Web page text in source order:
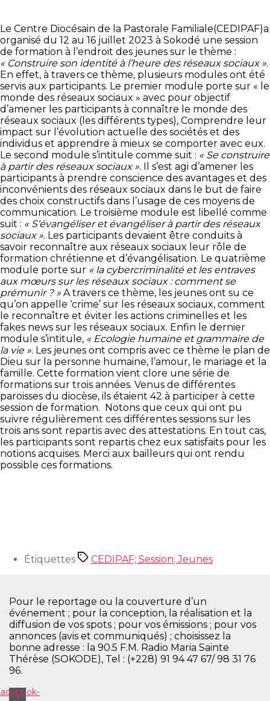
Le Centre Diocésain de la Pastorale Familiale(CEDIPAF)a
organisé du 12 au 16 juillet 2023 à Sokodé une session
de formation à l’endroit des jeunes sur le thème :
« Construire son identité à l’heure des réseaux sociaux ».
En effet, à travers ce thème, plusieurs modules ont été
servis aux participants. Le premier module porte sur « le
monde des réseaux sociaux » avec pour objectif
d’amener les participants à connaître le monde des
réseaux sociaux (les différents types), Comprendre leur
impact sur l’évolution actuelle des sociétés et des
individus et apprendre à mieux se comporter avec eux.
Le second module s’intitule comme suit : « Se construire
à partir des réseaux sociaux ». Il s’est agi d’amener les
participants à prendre conscience des avantages et des
inconvénients des réseaux sociaux dans le but de faire
des choix constructifs dans l’usage de ces moyens de
communication. Le troisième module est libellé comme
suit : « S’évangéliser et évangéliser à partir des réseaux
sociaux ». Les participants devaient être conduits à
savoir reconnaître aux réseaux sociaux leur rôle de
formation chrétienne et d’évangélisation. Le quatrième
module porte sur « la cybercriminalité et les entraves
aux mœurs sur les réseaux sociaux : comment se
prémunir ? » A travers ce thème, les jeunes ont su ce
qu’on appelle ‘crime’ sur les réseaux sociaux, comment
le reconnaître et éviter les actions criminelles et les
fakes news sur les réseaux sociaux. Enfin le dernier
module s’intitule, « Ecologie humaine et grammaire de
la vie ». Les jeunes ont compris avec ce thème le plan de
Dieu sur la personne humaine, l’amour, le mariage et la
famille. Cette formation vient clore une série de
formations sur trois années. Venus de différentes
paroisses du diocèse, ils étaient 42 à participer à cette
session de formation. Notons que ceux qui ont pu
suivre régulièrement ces différentes sessions sur les
trois ans sont repartis avec des attestations. En tout cas,
les participants sont repartis chez eux satisfaits pour les
notions acquises. Merci aux bailleurs qui ont rendu
possible ces formations.
Étiquettes CEDIPAF; Session; Jeunes
Pour le reportage ou la couverture d’un
événement ; pour la conception, la réalisation et la
diffusion de vos spots ; pour vos émissions ; pour vos
annonces (avis et communiqués) ; choisissez la
bonne adresse : la 90.5 F.M. Radio Maria Sainte
Thérèse (SOKODE), Tel : (+228) 91 94 47 67/ 98 31 76
96.